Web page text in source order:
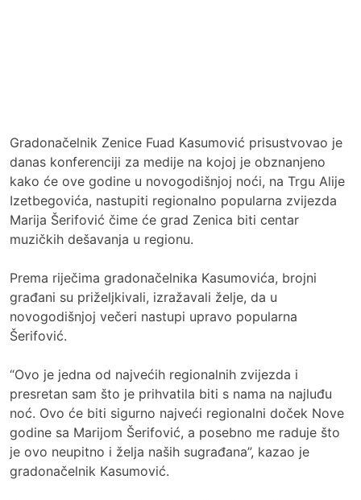
Gradonačelnik Zenice Fuad Kasumović prisustvovao je
danas konferenciji za medije na kojoj je obznanjeno
kako će ove godine u novogodišnjoj noći, na Trgu Alije
Izetbegovića, nastupiti regionalno popularna zvijezda
Marija Šerifović čime će grad Zenica biti centar
muzičkih dešavanja u regionu.
Prema riječima gradonačelnika Kasumovića, brojni
građani su priželjkivali, izražavali želje, da u
novogodišnjoj večeri nastupi upravo popularna
Šerifović.
“Ovo je jedna od najvećih regionalnih zvijezda i
presretan sam što je prihvatila biti s nama na najluđu
noć. Ovo će biti sigurno najveći regionalni doček Nove
godine sa Marijom Šerifović, a posebno me raduje što
je ovo neupitno i želja naših sugrađana”, kazao je
gradonačelnik Kasumović.